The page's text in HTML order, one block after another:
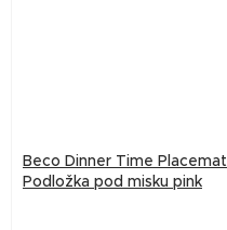
Beco Dinner Time Placemat
Podložka pod misku pink